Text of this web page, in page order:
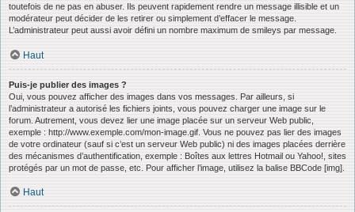
toutefois de ne pas en abuser. Ils peuvent rapidement rendre un message illisible et un
modérateur peut décider de les retirer ou simplement d’effacer le message.
L’administrateur peut aussi avoir défini un nombre maximum de smileys par message.
Haut
Puis-je publier des images ?
Oui, vous pouvez afficher des images dans vos messages. Par ailleurs, si
l’administrateur a autorisé les fichiers joints, vous pouvez charger une image sur le
forum. Autrement, vous devez lier une image placée sur un serveur Web public,
exemple : http://www.exemple.com/mon-image.gif. Vous ne pouvez pas lier des images
de votre ordinateur (sauf si c’est un serveur Web public) ni des images placées derrière
des mécanismes d’authentification, exemple : Boîtes aux lettres Hotmail ou Yahoo!, sites
protégés par un mot de passe, etc. Pour afficher l’image, utilisez la balise BBCode [img].
Haut